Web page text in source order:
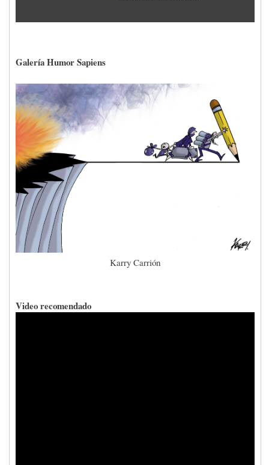
Galería Humor Sapiens
Karry Carrión
Video recomendado